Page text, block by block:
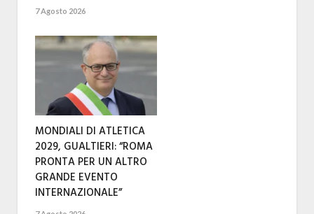
7 Agosto 2026
MONDIALI DI ATLETICA
2029, GUALTIERI: “ROMA
PRONTA PER UN ALTRO
GRANDE EVENTO
INTERNAZIONALE”